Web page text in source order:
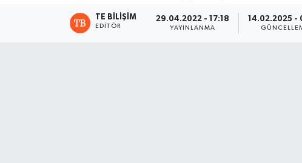
TE BILIŞIM
EDITÖR
29.04.2022 - 17:18
YAYINLANMA
14.02.2025 -
Tüm Manşetler